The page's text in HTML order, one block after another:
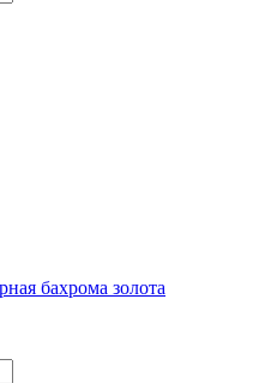
бахрома золота